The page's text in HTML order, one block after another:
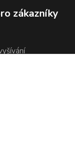
zákazníky